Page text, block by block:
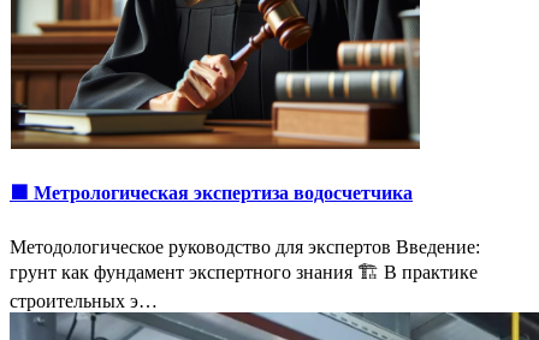
🟩 Метрологическая экспертиза водосчетчика
Методологическое руководство для экспертов Введение:
грунт как фундамент экспертного знания 🏗️ В практике
строительных э…